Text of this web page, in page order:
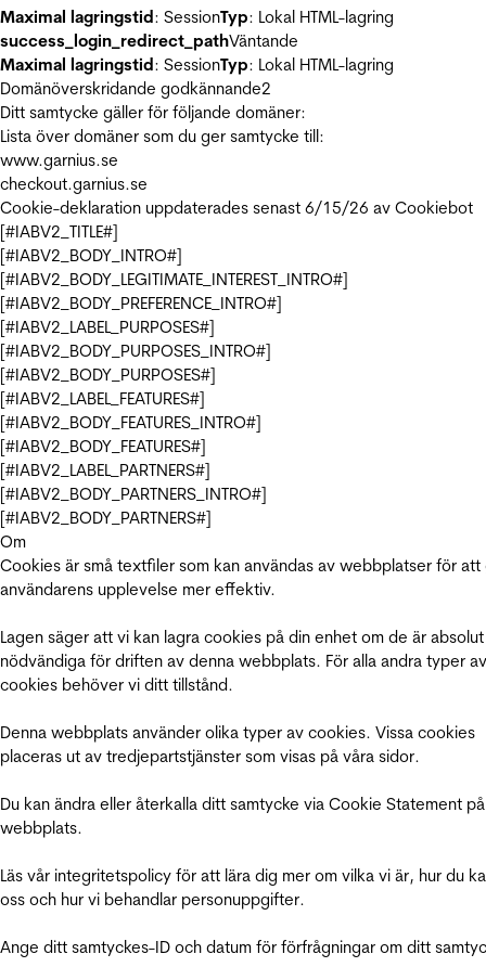
Maximal lagringstid: SessionTyp: Lokal HTML-lagring
success_login_redirect_pathVäntande
Maximal lagringstid: SessionTyp: Lokal HTML-lagring
Domänöverskridande godkännande2
Ditt samtycke gäller för följande domäner:
Lista över domäner som du ger samtycke till:
www.garnius.se
checkout.garnius.se
Cookie-deklaration uppdaterades senast 6/15/26 av Cookiebot
[#IABV2_TITLE#]
[#IABV2_BODY_INTRO#]
[#IABV2_BODY_LEGITIMATE_INTEREST_INTRO#]
[#IABV2_BODY_PREFERENCE_INTRO#]
[#IABV2_LABEL_PURPOSES#]
[#IABV2_BODY_PURPOSES_INTRO#]
[#IABV2_BODY_PURPOSES#]
[#IABV2_LABEL_FEATURES#]
[#IABV2_BODY_FEATURES_INTRO#]
[#IABV2_BODY_FEATURES#]
[#IABV2_LABEL_PARTNERS#]
[#IABV2_BODY_PARTNERS_INTRO#]
[#IABV2_BODY_PARTNERS#]
Om
Cookies är små textfiler som kan användas av webbplatser för att
användarens upplevelse mer effektiv.
Lagen säger att vi kan lagra cookies på din enhet om de är absolut
nödvändiga för driften av denna webbplats. För alla andra typer av
cookies behöver vi ditt tillstånd.
Denna webbplats använder olika typer av cookies. Vissa cookies
placeras ut av tredjepartstjänster som visas på våra sidor.
Du kan ändra eller återkalla ditt samtycke via Cookie Statement
webbplats.
Läs vår integritetspolicy för att lära dig mer om vilka vi är, hur du
oss och hur vi behandlar personuppgifter.
Ange ditt samtyckes-ID och datum för förfrågningar om ditt